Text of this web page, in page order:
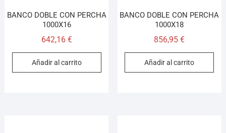
BANCO DOBLE CON PERCHA
1000X16
642,16 €
Añadir al carrito
BANCO DOBLE CON PERCHA
1000X18
856,95€
Añadir al carrito